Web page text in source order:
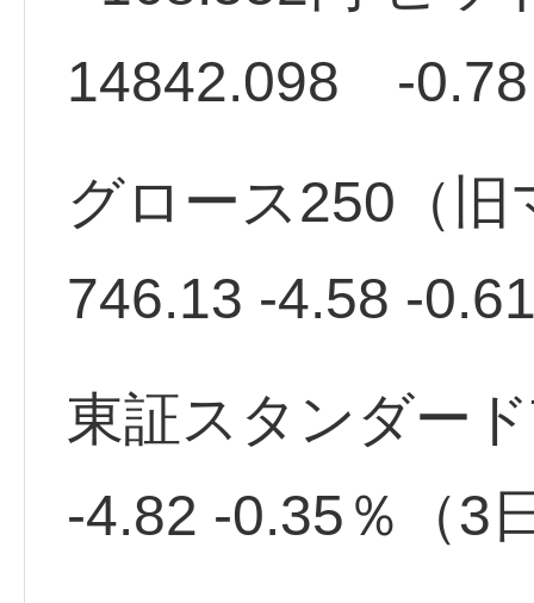
14842.098 -
グロース250（
746.13 -4.58 -
東証スタンダー
-4.82 -0.35％（3